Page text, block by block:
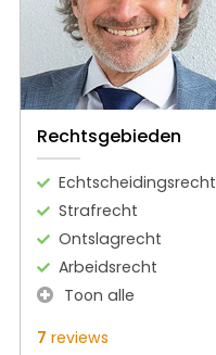
Rechtsgebieden
Echtscheidingsrecht
Strafrecht
Ontslagrecht
Arbeidsrecht
Toon alle
7 reviews